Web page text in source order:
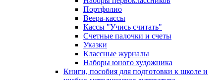
Портфолио
Веера-кассы
Кассы "Учись считать"
Счетные палочки и счеты
Указки
Классные журналы
Наборы юного художника
Книги, пособия для подготовки к школе и